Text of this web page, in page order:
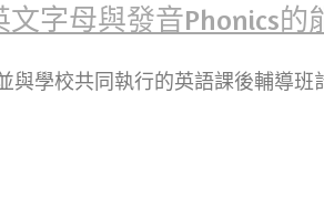
字母與發音Phonics的
學校共同執行的英語課後輔導